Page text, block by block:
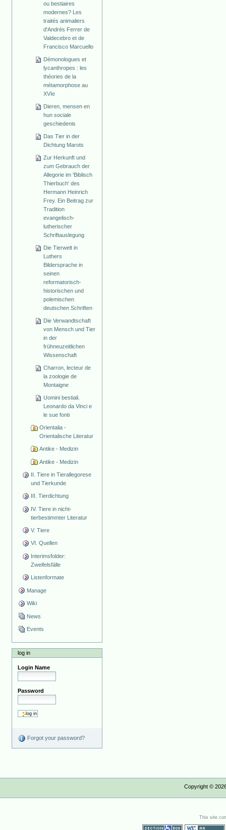
ou bestiaires
modernes? Les
traités animaliers
d'Andrés Ferrer de
Valdecebro et de
Francisco Marcuello
Démonologues et
lycanthropes : les
théories de la
métamorphose au
XVIe
Dieren, mensen en
hun sociale
geschiedenis
Das Tier in der
Dichtung Marots
Zur Herkunft und
zum Gebrauch der
Allegorie im 'Biblisch
Thierbuch' des
Hermann Heinrich
Frey. Ein Beitrag zur
Tradition
evangelisch-
lutherischer
Schriftauslegung
Die Tierwelt in
Luthers
Bildersprache in
seinen
reformatorisch-
historischen und
polemischen
deutschen Schriften
Die Verwandtschaft
von Mensch und Tier
in der
frühneuzeitlichen
Wissenschaft
Charron, lecteur de
la zoologie de
Montaigne
Uomini bestiali.
Leonardo da Vinci e
le sue fonti
Orientalia -
Orientalische Literatur
Antike - Medizin
Antike - Medizin
II. Tiere in Tierallegorese
und Tierkunde
III. Tierdichtung
IV. Tiere in nicht-
tierbestimmter Literatur
V. Tiere
VI. Quellen
Interimsfolder:
Zweifelsfälle
Listenformate
Manage
Wiki
News
Events
log in
Login Name
Password
Forgot your password?
Copyright ©
This site